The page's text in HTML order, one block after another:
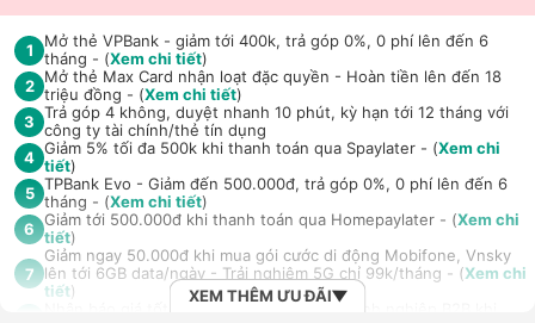
1
Mở thẻ VPBank - giảm tới 400k, trả góp 0%, 0 phí lên đến 6
tháng - (Xem chi tiết)
2 Mở thẻ Max Card nhận loạt đặc quyền - Hoàn tiền lên đến 18
triệu đồng - (Xem chi tiết)
3 Trả góp 4 không, duyệt nhanh 10 phút, kỳ hạn tới 12 tháng với
công ty tài chính/thẻ tín dụng
4 Giảm 5% tối đa 500k khi thanh toán qua Spaylater - (Xem chi
tiết)
5 TPBank Evo - Giảm đến 500.000đ, trả góp 0%, 0 phí lên đến 6
tháng - (Xem chi tiết)
6 Giảm tới 500.000đ khi thanh toán qua Homepaylater - (Xem chi
tiết)
7
Giảm ngay 50.000đ khi mua gói cước di động Mobifone, Vnsky
lên tới 6GB data/ngày - Trải nghiệm 5G chỉ 99k/tháng - (Xem chi
tiết)
Nhận báo giá tốt nhất cho khách hàng doanh nghiệp B2B khi
XEM THÊM ƯU ĐÃI